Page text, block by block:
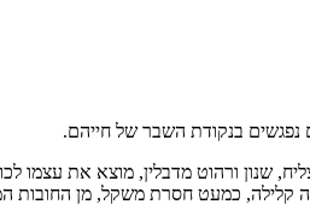
נפגשים בנקודת השבר של חייהם.
שנון ורהוט מדבלין, מוצא את עצמו
קלילה, כמעט חסרת משקל, מן החובות